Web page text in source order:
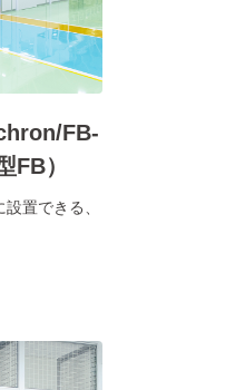
FB-
FB）
置できる、